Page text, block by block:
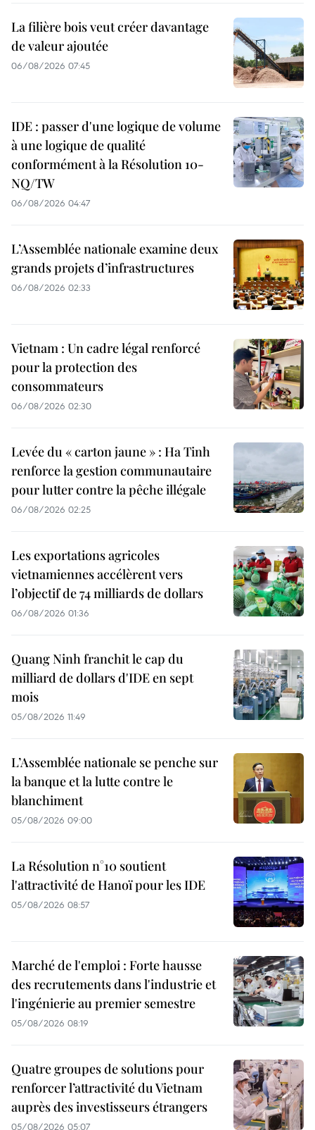
La filière bois veut créer davantage
de valeur ajoutée
06/08/2026 07:45
IDE : passer d'une logique de volume
à une logique de qualité
conformément à la Résolution 10-
NQ/TW
06/08/2026 04:47
L’Assemblée nationale examine deux
grands projets d’infrastructures
06/08/2026 02:33
Vietnam : Un cadre légal renforcé
pour la protection des
consommateurs
06/08/2026 02:30
Levée du « carton jaune » : Ha Tinh
renforce la gestion communautaire
pour lutter contre la pêche illégale
06/08/2026 02:25
Les exportations agricoles
vietnamiennes accélèrent vers
l’objectif de 74 milliards de dollars
06/08/2026 01:36
Quang Ninh franchit le cap du
milliard de dollars d'IDE en sept
mois
05/08/2026 11:49
L’Assemblée nationale se penche sur
la banque et la lutte contre le
blanchiment
05/08/2026 09:00
La Résolution n°10 soutient
l'attractivité de Hanoï pour les IDE
05/08/2026 08:57
Marché de l'emploi : Forte hausse
des recrutements dans l'industrie et
l'ingénierie au premier semestre
05/08/2026 08:19
Quatre groupes de solutions pour
renforcer l’attractivité du Vietnam
auprès des investisseurs étrangers
05/08/2026 05:07